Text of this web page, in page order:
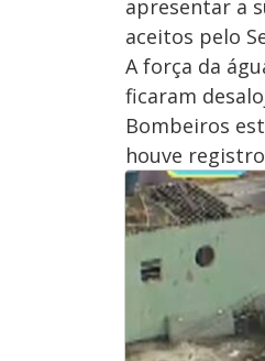
apresentar a
aceitos pelo
A força da
ficaram
Bombeiros
houve